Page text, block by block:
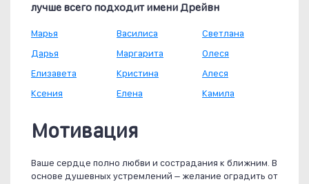
лучше всего подходит имени Дрейвн
Марья
Дарья
Елизавета
Ксения
Василиса
Маргарита
Кристина
Елена
Светлана
Олеся
Алеся
Камила
Мотивация
Ваше сердце полно любви и сострадания к ближним. В
основе душевных устремлений – желание оградить от